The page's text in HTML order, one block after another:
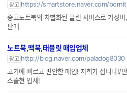
리사이클, 중고노트북 전문몰
광고 https://smartstore.naver.com/bornit
판매
노트북,맥북,태블릿 매입업체
광고 http://blog.naver.com/paladog8030